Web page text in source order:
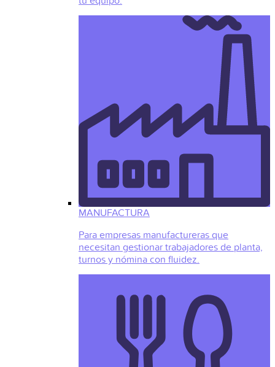
MANUFACTURA
Para empresas manufactureras que
necesitan gestionar trabajadores de planta,
turnos y nómina con fluidez.